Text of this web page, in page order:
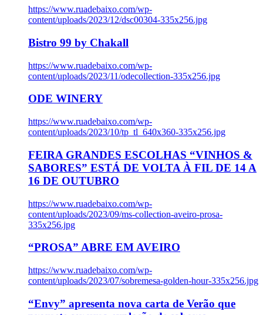
https://www.ruadebaixo.com/wp-
content/uploads/2023/12/dsc00304-335x256.jpg
Bistro 99 by Chakall
https://www.ruadebaixo.com/wp-
content/uploads/2023/11/odecollection-335x256.jpg
ODE WINERY
https://www.ruadebaixo.com/wp-
content/uploads/2023/10/tp_tl_640x360-335x256.jpg
FEIRA GRANDES ESCOLHAS “VINHOS &
SABORES” ESTÁ DE VOLTA À FIL DE 14 A
16 DE OUTUBRO
https://www.ruadebaixo.com/wp-
content/uploads/2023/09/ms-collection-aveiro-prosa-
335x256.jpg
“PROSA” ABRE EM AVEIRO
https://www.ruadebaixo.com/wp-
content/uploads/2023/07/sobremesa-golden-hour-335x256.jpg
“Envy” apresenta nova carta de Verão que